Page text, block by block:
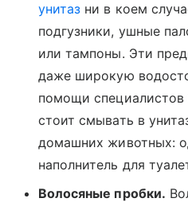
унитаз ни в коем
подгузники, ушные
или тампоны. Эти
даже широкую
помощи специалистов
стоит смывать в
домашних животных:
наполнитель для
Волосяные пробки.